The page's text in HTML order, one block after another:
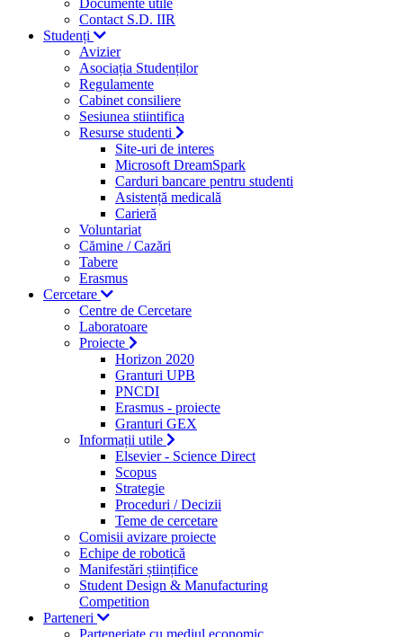
Documente utile
Contact S.D. IIR
Studenți
Avizier
Asociația Studenților
Regulamente
Cabinet consiliere
Sesiunea stiintifica
Resurse studenti
Site-uri de interes
Microsoft DreamSpark
Carduri bancare pentru studenti
Asistență medicală
Carieră
Voluntariat
Cămine / Cazări
Tabere
Erasmus
Cercetare
Centre de Cercetare
Laboratoare
Proiecte
Horizon 2020
Granturi UPB
PNCDI
Erasmus - proiecte
Granturi GEX
Informații utile
Elsevier - Science Direct
Scopus
Strategie
Proceduri / Decizii
Teme de cercetare
Comisii avizare proiecte
Echipe de robotică
Manifestări științifice
Student Design & Manufacturing
Competition
Parteneri
Parteneriate cu mediul economic